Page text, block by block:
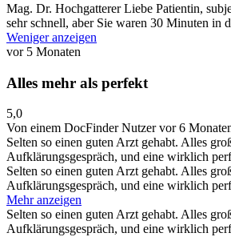
Mag. Dr. HochgattererLiebe Patientin,
sehr schnell, aber Sie waren 30 Minuten in
Weniger anzeigen
vor 5 Monaten
Alles mehr als perfekt
5,0
Von einem DocFinder Nutzervor 6
Selten so einen guten Arzt gehabt. Alles
Aufklärungsgespräch, und eine wirklich
Selten so einen guten Arzt gehabt. Alles
Aufklärungsgespräch, und eine wirklich
Mehr anzeigen
Selten so einen guten Arzt gehabt. Alles
Aufklärungsgespräch, und eine wirklich